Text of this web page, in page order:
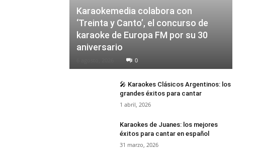
Karaokemedia colabora con
‘Treinta y Canto’, el concurso de
karaoke de Europa FM por su 30
aniversario
0
🎤 Karaokes Clásicos Argentinos: los
grandes éxitos para cantar
1 abril, 2026
Karaokes de Juanes: los mejores
éxitos para cantar en español
31 marzo, 2026